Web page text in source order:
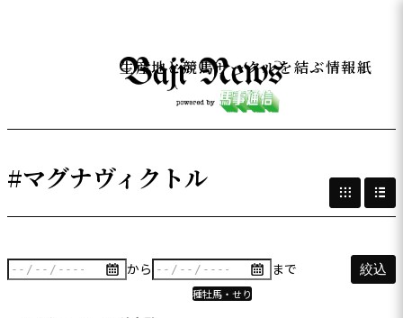
生産地と競馬サークルを結ぶ情報紙
#マグナヴィクトル
から まで 絞込
種牡馬・せり